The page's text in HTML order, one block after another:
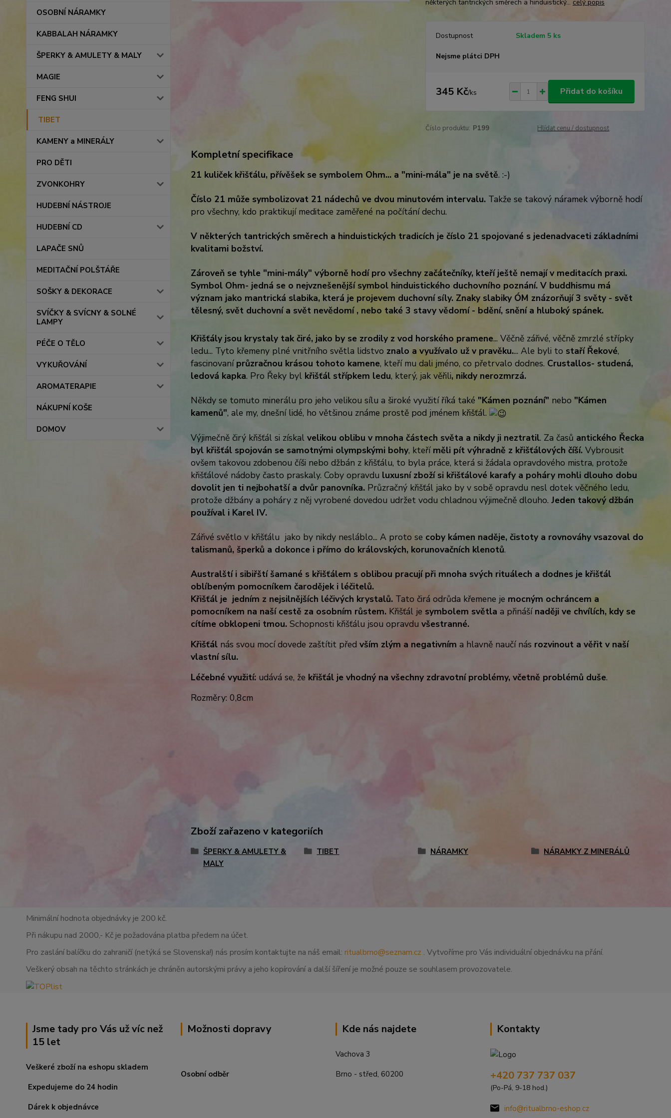
OSOBNÍ NÁRAMKY
KABBALAH NÁRAMKY
ŠPERKY & AMULETY & MALY
MAGIE
FENG SHUI
TIBET
KAMENY a MINERÁLY
PRO DĚTI
ZVONKOHRY
HUDEBNÍ NÁSTROJE
HUDEBNÍ CD
LAPAČE SNŮ
MEDITAČNÍ POLŠTÁŘE
SOŠKY & DEKORACE
SVÍČKY & SVÍCNY & SOLNÉ
LAMPY
PÉČE O TĚLO
VYKUŘOVÁNÍ
AROMATERAPIE
NÁKUPNÍ KOŠE
DOMOV
některých tantrických směrech a hinduistický... celý popis
Dostupnost Skladem 5 ks
Nejsme plátci DPH
345 Kč/ks Přidat do košíku
Číslo produktu: P199 Hlídat cenu / dostupnost
Kompletní specifikace
21 kuliček křišťálu, přívěšek se symbolem Ohm... a "mini-mála" je na světě. :-)
Číslo 21 může symbolizovat 21 nádechů ve dvou minutovém intervalu.Takže se takový náramek výborně hodí
pro všechny, kdo praktikují meditace zaměřené na počítání dechu.
V některých tantrických směrech a hinduistických tradicích je číslo 21 spojované s jedenadvaceti základními
kvalitami božství.
Zároveň se tyhle "mini-mály" výborně hodí pro všechny začátečníky, kteří ještě nemají v meditacích praxi.
Symbol Ohm- jedná se o nejvznešenější symbol hinduistického duchovního poznání. V buddhismu má
význam jako mantrická slabika, která je projevem duchovní síly. Znaky slabiky ÓM znázorňují 3 světy - svět
tělesný, svět duchovní a svět nevědomí , nebo také 3 stavy vědomí - bdění, snění a hluboký spánek.
Křišťály jsou krystaly tak čiré, jako by se zrodily z vod horského pramene... Věčně zářivé, věčně zmrzlé střípky
ledu... Tyto křemeny plné vnitřního světla lidstvo znalo a využívalo už v pravěku.... Ale byli to staří Řekové,
fascinovaní průzračnou krásou tohoto kamene, kteří mu dali jméno, co přetrvalo dodnes. Crustallos- studená,
ledová kapka. Pro Řeky byl křišťál střípkem ledu, který, jak věřili, nikdy nerozmrzá.
Někdy se tomuto minerálu pro jeho velikou sílu a široké využití říká také "Kámen poznání" nebo "Kámen
kamenů", ale my, dnešní lidé, ho většinou známe prostě pod jménem křišťál.
Výjimečně čirý křišťál si získal velikou oblibu v mnoha částech světa a nikdy ji neztratil. Za časů antického Řecka
byl křišťál spojován se samotnými olympskými bohy, kteří měli pít výhradně z křišťálových číší.Vybrousit
ovšem takovou zdobenou číši nebo džbán z křišťálu, to byla práce, která si žádala opravdového mistra, protože
křišťálové nádoby často praskaly. Coby opravdu luxusní zboží si křišťálové karafy a poháry mohli dlouho dobu
dovolit jen ti nejbohatší a dvůr panovníka.Průzračný křišťál jako by v sobě opravdu nesl dotek věčného ledu,
protože džbány a poháry z něj vyrobené dovedou udržet vodu chladnou výjimečně dlouho. Jeden takový džbán
používal i Karel IV.
Zářivé světlo v křišťálu jako by nikdy nesláblo... A proto se coby kámen naděje, čistoty a rovnováhy vsazoval do
talismanů, šperků a dokonce i přímo do královských, korunovačních klenotů.
Australští i sibiřští šamané s křišťálem s oblibou pracují při mnoha svých rituálech a dodnes je křišťál
oblíbeným pomocníkem čarodějek i léčitelů.
Křišťálje jedním z nejsilnějších léčivých krystalů. Tato čirá odrůda křemene je mocným ochráncem a
pomocníkem na naší cestě za osobním růstem. Křišťál je symbolem světla a přináší naději ve chvílích, kdy se
cítíme obklopeni tmou. Schopnosti křišťálu jsou opravdu všestranné.
Křišťálnás svou mocí dovede zaštítit před vším zlým a negativním a hlavně naučí nás rozvinout a věřit v naší
vlastní sílu.
Léčebné využití:udává se, že křišťál je vhodný na všechny zdravotní problémy, včetně problémů duše.
Rozměry: 0,8cm
Zboží zařazeno v kategoriích
ŠPERKY & AMULETY &
MALY
TIBET NÁRAMKY NÁRAMKY Z MINERÁLŮ
Minimální hodnota objednávky je 200 kč.
Při nákupu nad 2000,- Kč je požadována platba předem na účet.
Pro zaslání balíčku do zahraničí (netýká se Slovenska!) nás prosím kontaktujte na náš email: ritualbrno@seznam.cz . Vytvoříme pro Vás individuální objednávku na přání.
Veškerý obsah na těchto stránkách je chráněn autorskými právy a jeho kopírování a další šíření je možné pouze se souhlasem provozovatele.
Jsme tady pro Vás už víc než
15 let
Veškeré zboží na eshopu skladem
Expedujeme do 24 hodin
Dárek k objednávce
Možnosti dopravy
Osobní odběr
Kde nás najdete
Vachova 3
Brno - střed, 60200
Kontakty
+420 737 737 037
(Po-Pá, 9-18 hod.)
info@ritualbrno-eshop.cz